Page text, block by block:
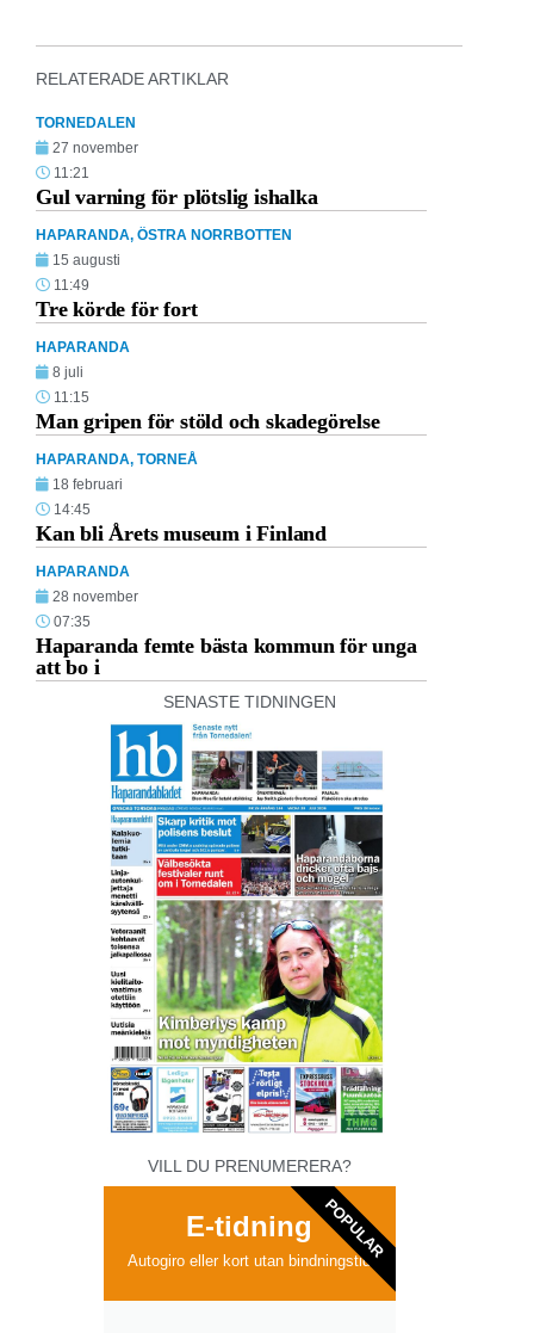
RELATERADE ARTIKLAR
TORNEDALEN
27 november
11:21
Gul varning för plötslig ishalka
HAPARANDA, ÖSTRA NORRBOTTEN
15 augusti
11:49
Tre körde för fort
HAPARANDA
8 juli
11:15
Man gripen för stöld och skadegörelse
HAPARANDA, TORNEÅ
18 februari
14:45
Kan bli Årets museum i Finland
HAPARANDA
28 november
07:35
Haparanda femte bästa kommun för unga
att bo i
SENASTE TIDNINGEN
VILL DU PRENUMERERA?
E-tidning
Autogiro eller kort utan bindningstid
POPULAR